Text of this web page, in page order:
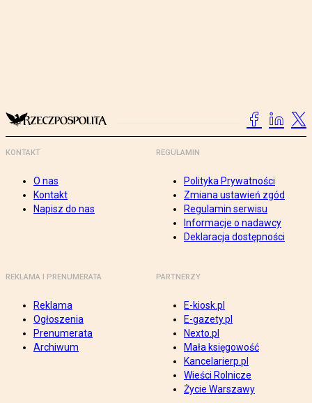
KONTAKT
O nas
Kontakt
Napisz do nas
REGULAMIN
Polityka Prywatności
Zmiana ustawień zgód
Regulamin serwisu
Informacje o nadawcy
Deklaracja dostępności
REKLAMA I PRENUMERATA
Reklama
Ogłoszenia
Prenumerata
Archiwum
PARTNERZY
E-kiosk.pl
E-gazety.pl
Nexto.pl
Mała księgowość
Kancelarierp.pl
Wieści Rolnicze
Życie Warszawy